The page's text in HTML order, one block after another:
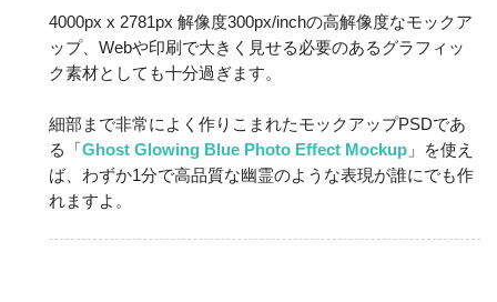
4000px x 2781px 解像度300px/inchの高解像度なモックア
ップ、Webや印刷で大きく見せる必要のあるグラフィッ
ク素材としても十分過ぎます。
細部まで非常によく作りこまれたモックアップPSDであ
る「 Ghost Glowing Blue Photo Effect Mockup」を使え
ば、わずか1分で高品質な幽霊のような表現が誰にでも作
れますよ。